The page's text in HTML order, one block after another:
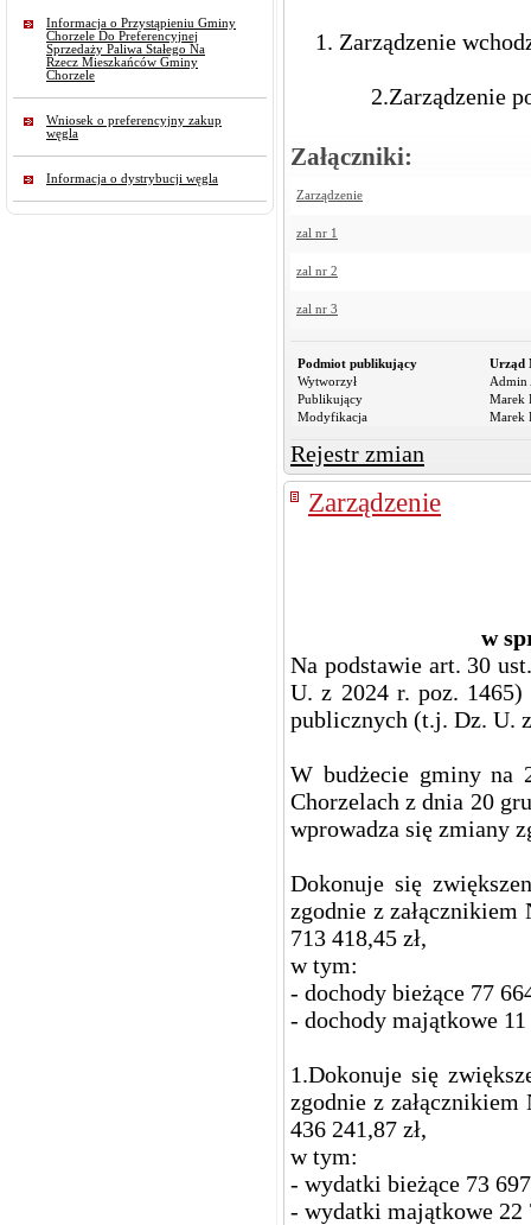
Informacja o Przystąpieniu Gminy
Chorzele Do Preferencyjnej
Sprzedaży Paliwa Stałego Na
Rzecz Mieszkańców Gminy
Chorzele
Wniosek o preferencyjny zakup
węgla
Informacja o dystrybucji węgla
1. Zarządzenie
2.Zarządzenie
Załączniki:
Zarządzenie
zal nr 1
zal nr 2
zal nr 3
Podmiot publikujący
Urząd
Wytworzył
Admin
Publikujący
Marek
Modyfikacja
Marek
Rejestr zmian
Zarządzenie
w
Na podstawie art. 30
U. z 2024 r. poz.
publicznych (t.j. Dz. U.
W budżecie gminy na
Chorzelach z dnia 20
wprowadza się zmiany
Dokonuje się
zgodnie z
713 418,45 zł,
w tym:
- dochody bieżące 77
- dochody majątkowe 11
1.Dokonuje się
zgodnie z
436 241,87 zł,
w tym:
- wydatki bieżące 73
- wydatki majątkowe 22